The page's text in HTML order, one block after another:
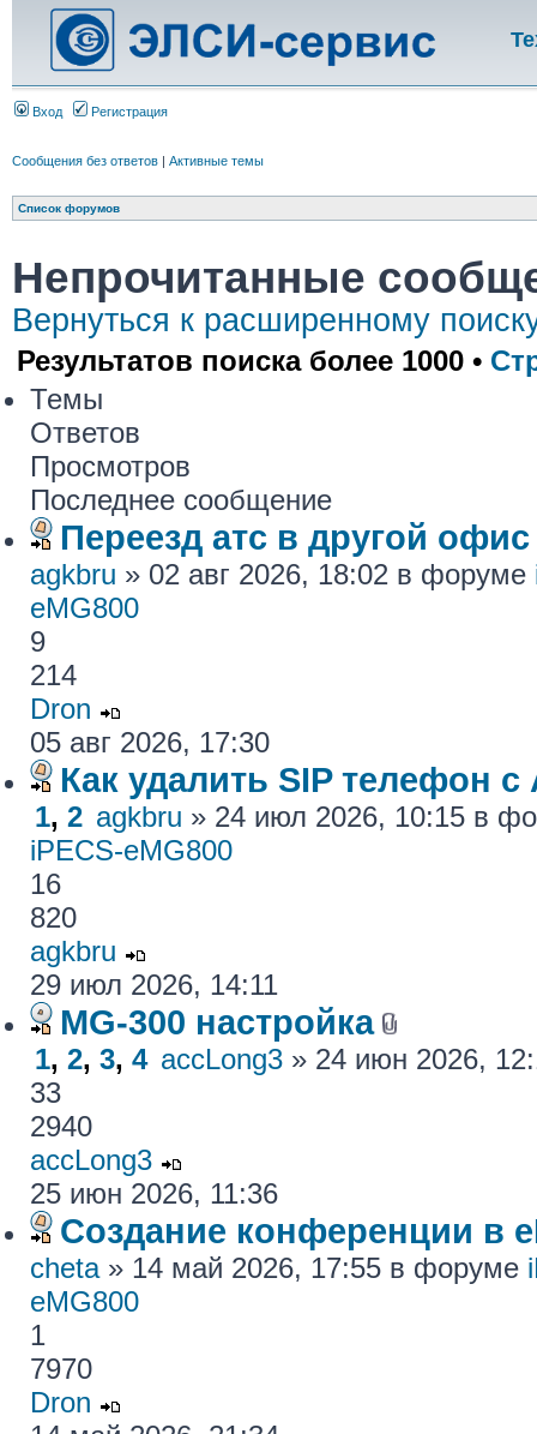
Вход Регистрация
Сообщения без ответов | Активные темы
Список форумов
Непрочитанные
Вернуться к расширенному
Результатов поиска более 1000 •
Темы
Ответов
Просмотров
Последнее сообщение
Переезд атс в другой
agkbru » 02 авг 2026, 18:02 в форуме
eMG800
9
214
Dron
05 авг 2026, 17:30
Как удалить SIP телефон
1, 2 agkbru » 24 июл 2026, 10:15 в
iPECS-eMG800
16
820
agkbru
29 июл 2026, 14:11
MG-300 настройка
1, 2, 3, 4 accLong3 » 24 июн 2026,
33
2940
accLong3
25 июн 2026, 11:36
Создание конференции в
cheta» 14 май 2026, 17:55 в форуме
eMG800
1
7970
Dron